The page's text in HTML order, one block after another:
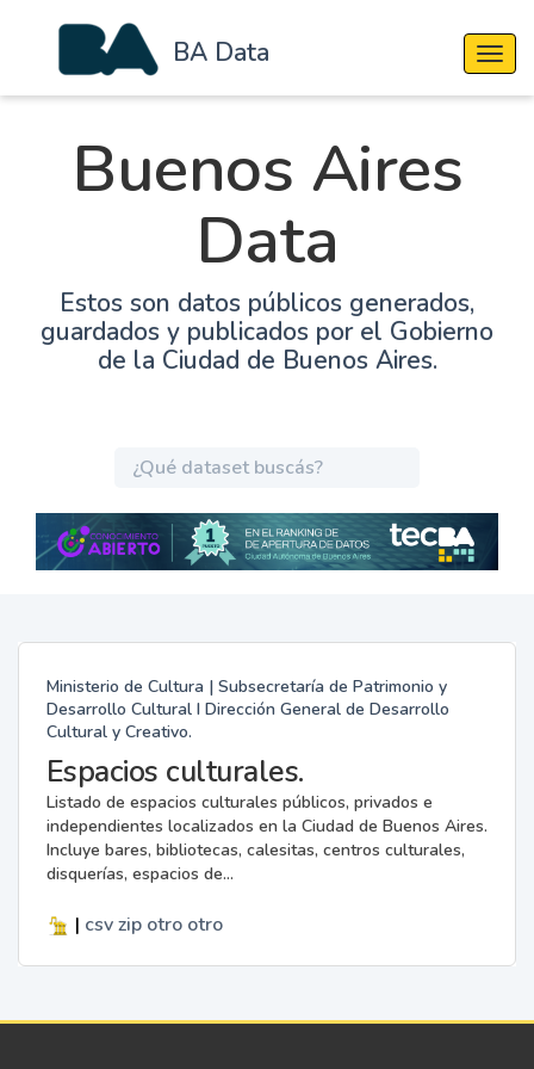
BA Data
Buenos Aires
Data
Estos son datos públicos generados,
guardados y publicados por el Gobierno
de la Ciudad de Buenos Aires.
Ministerio de Cultura | Subsecretaría de Patrimonio y
Desarrollo Cultural I Dirección General de Desarrollo
Cultural y Creativo.
Espacios culturales.
Listado de espacios culturales públicos, privados e
independientes localizados en la Ciudad de Buenos Aires.
Incluye bares, bibliotecas, calesitas, centros culturales,
disquerías, espacios de...
| csv zip otro otro